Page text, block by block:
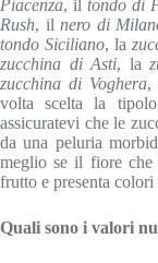
Piacenza, il tondo di
Rush, ilnero di
tondo Siciliano, la
zucchina di Asti, la
zucchina di Voghera,
volta scelta la
assicuratevi che le
da una peluria
meglio se il fiore che
frutto e presenta
Quali sono i valori